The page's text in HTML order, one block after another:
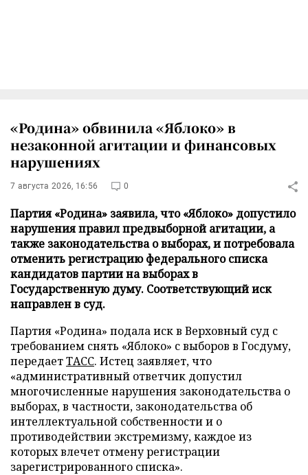
«Родина» обвинила «Яблоко» в
незаконной агитации и финансовых
нарушениях
7 августа 2026, 16:56 0
Партия «Родина» заявила, что «Яблоко» допустило
нарушения правил предвыборной агитации, а
также законодательства о выборах, и потребовала
отменить регистрацию федерального списка
кандидатов партии на выборах в
Государственную думу. Соответствующий иск
направлен в суд.
Партия «Родина» подала иск в Верховный суд с
требованием снять «Яблоко» с выборов в Госдуму,
передаетТАСС. Истец заявляет, что
«административный ответчик допустил
многочисленные нарушения законодательства о
выборах, в частности, законодательства об
интеллектуальной собственности и о
противодействии экстремизму, каждое из
которых влечет отмену регистрации
зарегистрированного списка».